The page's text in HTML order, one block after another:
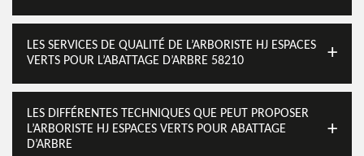
LES SERVICES DE QUALITÉ DE L’ARBORISTE HJ ESPACES
VERTS POUR L’ABATTAGE D’ARBRE 58210
LES DIFFÉRENTES TECHNIQUES QUE PEUT PROPOSER
L’ARBORISTE HJ ESPACES VERTS POUR ABATTAGE
D’ARBRE